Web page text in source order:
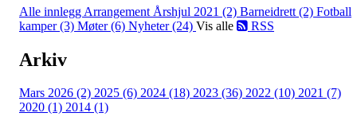
Alle innlegg Arrangement Årshjul 2021 (2) Barneidrett (2) Fotball
kamper (3) Møter (6) Nyheter (24) Vis alle RSS
Arkiv
Mars 2026 (2) 2025 (6) 2024 (18) 2023 (36) 2022 (10) 2021 (7)
2020 (1) 2014 (1)